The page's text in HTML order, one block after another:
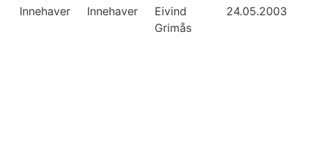
Innehaver Innehaver
Eivind
Grimås
24.05.2003